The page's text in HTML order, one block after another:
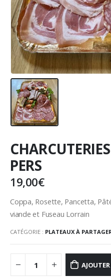
PERS
19,00€
Coppa, Rosette, Pancetta,
viande et Fuseau Lorrain
CATÉGORIE : PLATEAUX À